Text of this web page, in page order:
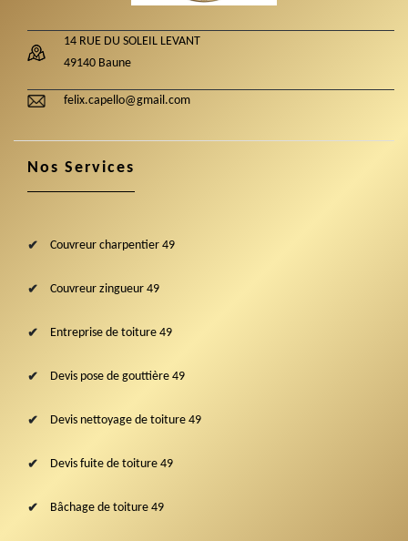
14 RUE DU SOLEIL LEVANT
49140 Baune
felix.capello@gmail.com
Nos Services
Couvreur charpentier 49
Couvreur zingueur 49
Entreprise de toiture 49
Devis pose de gouttière 49
Devis nettoyage de toiture 49
Devis fuite de toiture 49
Bâchage de toiture 49